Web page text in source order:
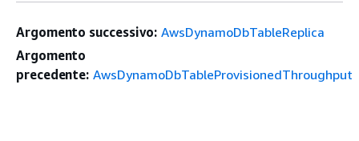
Argomento successivo: AwsDynamoDbTableReplica
Argomento
precedente: AwsDynamoDbTableProvisionedThroughput